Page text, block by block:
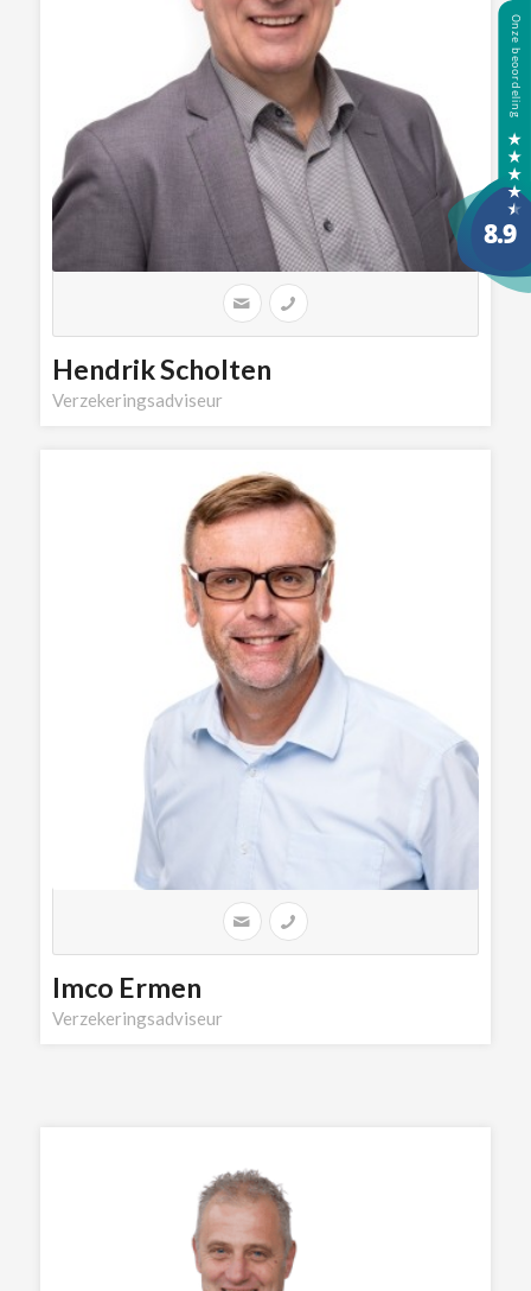
Hendrik Scholten
Verzekeringsadviseur
Imco Ermen
Verzekeringsadviseur